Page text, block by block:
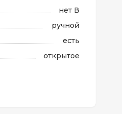
нет В
ручной
есть
открытое